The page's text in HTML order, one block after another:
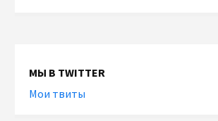
МЫ В TWITTER
Мои твиты